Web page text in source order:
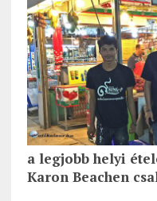
a legjobb helyi
Karon Beachen